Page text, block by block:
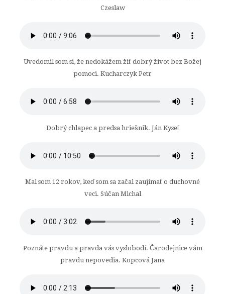
Czeslaw
Uvedomil som si, že nedokážem žiť dobrý život bez Božej
pomoci. Kucharczyk Petr
Dobrý chlapec a predsa hriešnik. Ján Kyseľ
Mal som 12 rokov, keď som sa začal zaujímať o duchovné
veci. Súčan Michal
Poznáte pravdu a pravda vás vyslobodí. Čarodejnice vám
pravdu nepovedia. Kopcová Jana